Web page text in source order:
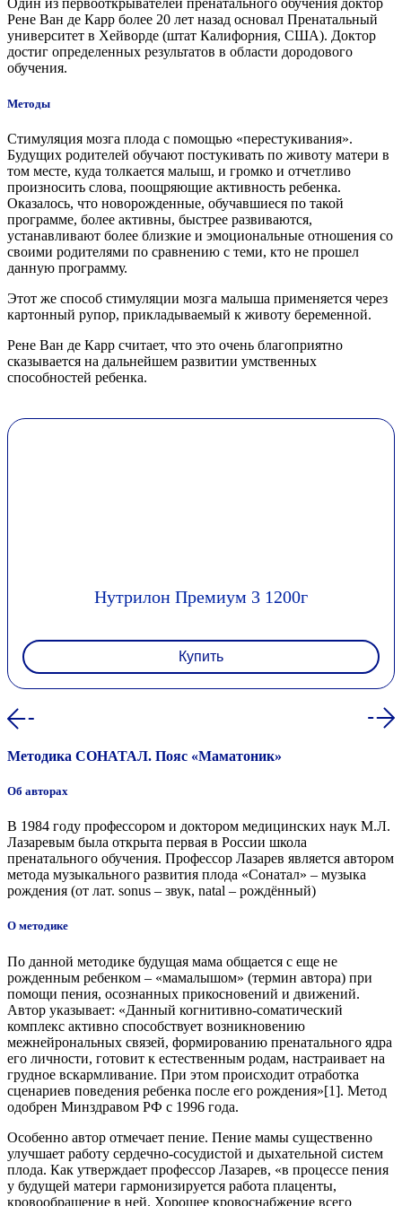
Один из первооткрывателей пренатального обучения доктор
Рене Ван де Карр более 20 лет назад основал Пренатальный
университет в Хейворде (штат Калифорния, США). Доктор
достиг определенных результатов в области дородового
обучения.
Методы
Стимуляция мозга плода с помощью «перестукивания».
Будущих родителей обучают постукивать по животу матери в
том месте, куда толкается малыш, и громко и отчетливо
произносить слова, поощряющие активность ребенка.
Оказалось, что новорожденные, обучавшиеся по такой
программе, более активны, быстрее развиваются,
устанавливают более близкие и эмоциональные отношения со
своими родителями по сравнению с теми, кто не прошел
данную программу.
Этот же способ стимуляции мозга малыша применяется через
картонный рупор, прикладываемый к животу беременной.
Рене Ван де Карр считает, что это очень благоприятно
сказывается на дальнейшем развитии умственных
способностей ребенка.
Нутрилон Премиум 3 1200г
Купить
Методика СОНАТАЛ. Пояс «Маматоник»
Об авторах
В 1984 году профессором и доктором медицинских наук М.Л.
Лазаревым была открыта первая в России школа
пренатального обучения. Профессор Лазарев является автором
метода музыкального развития плода «Сонатал» – музыка
рождения (от лат. sonus – звук, natal – рождённый)
О методике
По данной методике будущая мама общается с еще не
рожденным ребенком – «мамалышом» (термин автора) при
помощи пения, осознанных прикосновений и движений.
Автор указывает: «Данный когнитивно-соматический
комплекс активно способствует возникновению
межнейрональных связей, формированию пренатального ядра
его личности, готовит к естественным родам, настраивает на
грудное вскармливание. При этом происходит отработка
сценариев поведения ребенка после его рождения»[1]. Метод
одобрен Минздравом РФ с 1996 года.
Особенно автор отмечает пение. Пение мамы существенно
улучшает работу сердечно-сосудистой и дыхательной систем
плода. Как утверждает профессор Лазарев, «в процессе пения
у будущей матери гармонизируется работа плаценты,
кровообращение в ней. Хорошее кровоснабжение всего